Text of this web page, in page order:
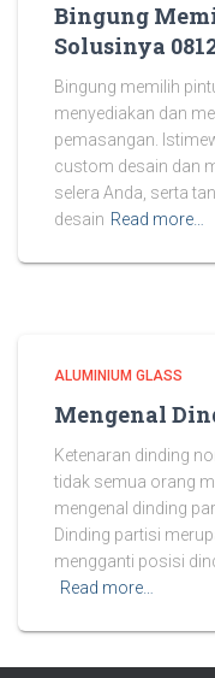
Bingung
Solusinya
Bingung memilih
menyediakan dan
pemasangan.
custom desain dan
selera Anda, serta
desain Read more…
ALUMINIUM GLASS
Mengenal
Ketenaran dinding
tidak semua orang
mengenal dinding
Dinding partisi
mengganti posisi
Read more…